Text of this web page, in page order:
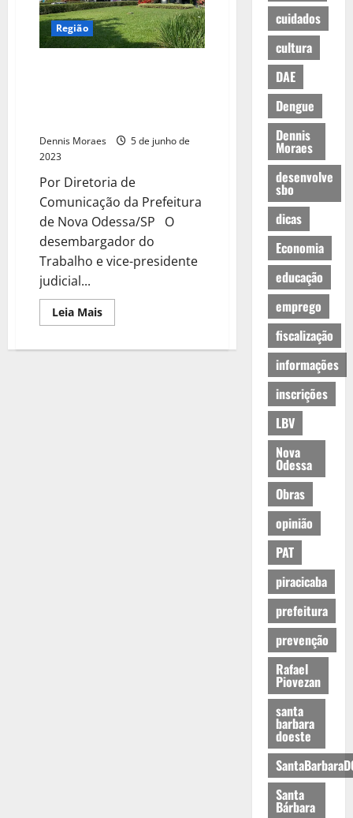
Região
Dennis Moraes
5 de junho de
2023
Por Diretoria de
Comunicação da Prefeitura
de Nova Odessa/SP O
desembargador do
Trabalho e vice-presidente
judicial...
Leia Mais
cuidados
cultura
DAE
Dengue
Dennis
Moraes
desenvolve
sbo
dicas
Economia
educação
emprego
fiscalização
informações
inscrições
LBV
Nova
Odessa
Obras
opinião
PAT
piracicaba
prefeitura
prevenção
Rafael
Piovezan
santa
barbara
doeste
Santa
Bárbara